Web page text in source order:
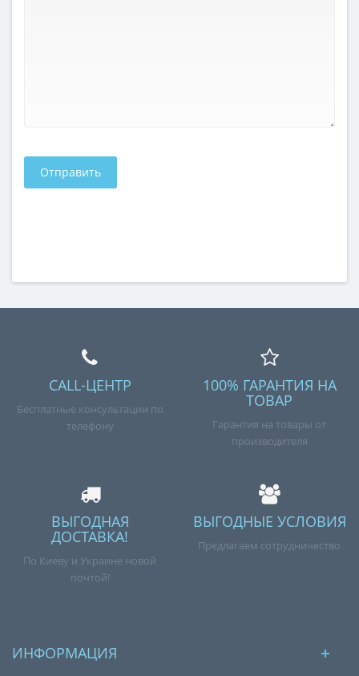
CALL-ЦЕНТР
Бесплатные консультации по
телефону
100% ГАРАНТИЯ НА
ТОВАР
Гарантия на товары от
производителя
ВЫГОДНАЯ
ДОСТАВКА!
По Киеву и Украине новой
почтой!
ВЫГОДНЫЕ УСЛОВИЯ
Предлагаем сотрудничество
ИНФОРМАЦИЯ